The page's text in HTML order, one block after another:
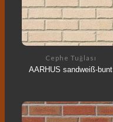
Cephe Tuğlası
AARHUS sandweiß-bunt